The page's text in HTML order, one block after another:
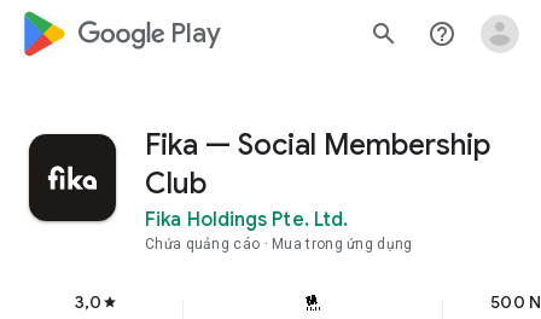
google_logo Play search help_outline
Fika — Social Membership
Club
Fika Holdings Pte. Ltd.
Chứa quảng cáo Mua trong ứng dụng
3,0 star 500